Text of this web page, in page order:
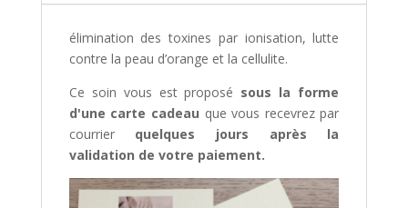
élimination des toxines par ionisation, lutte
contre la peau d’orange et la cellulite.
Ce soin vous est proposé sous la forme
d'une carte cadeau que vous recevrez par
courrier quelques jours après la
validation de votre paiement.